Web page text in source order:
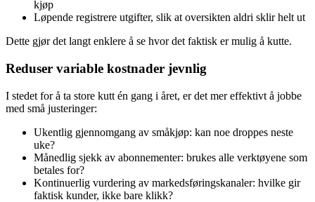
kjøp
Løpende registrere utgifter, slik at oversikten aldri sklir helt ut
Dette gjør det langt enklere å se hvor det faktisk er mulig å kutte.
Reduser variable kostnader jevnlig
I stedet for å ta store kutt én gang i året, er det mer effektivt å jobbe
med små justeringer:
Ukentlig gjennomgang av småkjøp: kan noe droppes neste
uke?
Månedlig sjekk av abonnementer: brukes alle verktøyene som
betales for?
Kontinuerlig vurdering av markedsføringskanaler: hvilke gir
faktisk kunder, ikke bare klikk?